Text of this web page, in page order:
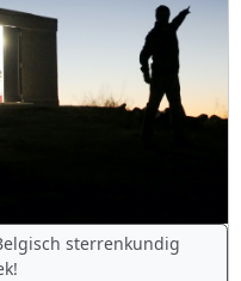
sterrenkundig